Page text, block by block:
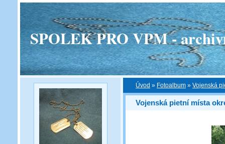
SPOLEK PRO VPM -
Úvod » Fotoalbum » Vojenská
Vojenská pietní místa